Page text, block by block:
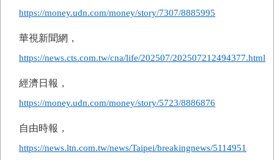
https://money.udn.com/money/story/7307/8885995
華視新聞網，
https://news.cts.com.tw/cna/life/202507/202507212494377.html
經濟日報，
https://money.udn.com/money/story/5723/8886876
自由時報，
https://news.ltn.com.tw/news/Taipei/breakingnews/5114951